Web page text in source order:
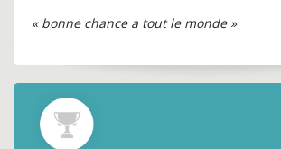
« bonne chance a tout le monde »